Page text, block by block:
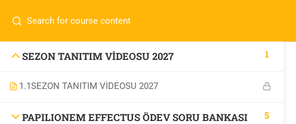
İletişim: 0 536 360 68 27
SEZON TANITIM VİDEOSU 2027 1
1.1SEZON TANITIM VİDEOSU 2027
PAPILIONEM EFFECTUS ÖDEV SORU BANKASI
5
Company
ÖABT
İletişim